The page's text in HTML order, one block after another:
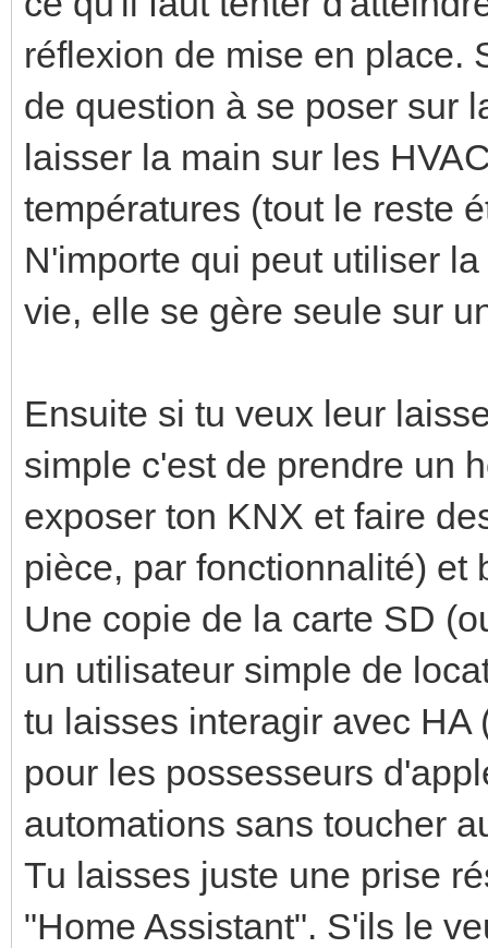
réflexion de mise en place.
de question à se poser sur
laisser la main sur les
températures (tout le reste
N'importe qui peut utiliser
vie, elle se gère seule sur
Ensuite si tu veux leur
simple c'est de prendre un
exposer ton KNX et faire
pièce, par fonctionnalité) et
Une copie de la carte SD
un utilisateur simple de
tu laisses interagir avec
pour les possesseurs
automations sans toucher
Tu laisses juste une prise
"Home Assistant". S'ils le